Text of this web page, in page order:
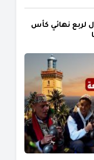
لربع نهائي كأس